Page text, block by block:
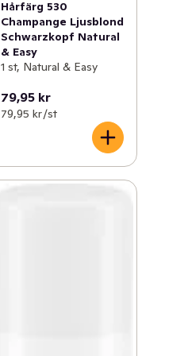
Hårfärg 530
Champange Ljusblond
Schwarzkopf Natural
& Easy
1 st, Natural & Easy
79,95 kr
79,95 kr /st